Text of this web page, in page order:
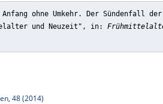
ohne Umkehr. Der Sündenfall
und Neuzeit" , in:
48 (2014)